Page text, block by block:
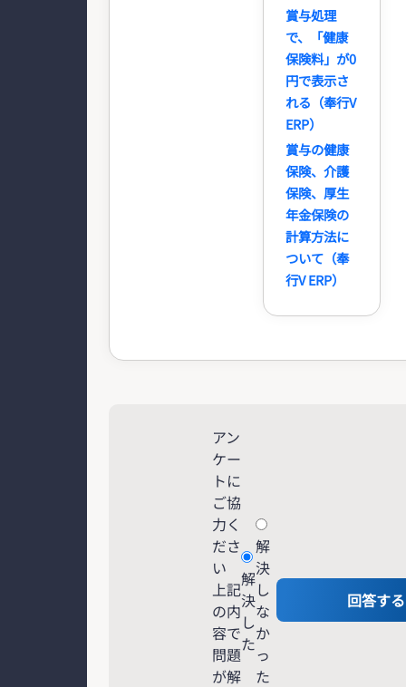
賞与処理
で、「健康
保険料」が0
円で表示さ
れる（奉行V
ERP）
賞与の健康
保険、介護
保険、厚生
年金保険の
計算方法に
ついて（奉
行V ERP）
アン
ケー
トに
ご協
力く
ださ
い
上記
の内
容で
問題
が解
解
決
し
た
解
決
し
な
か
っ
た
回答する